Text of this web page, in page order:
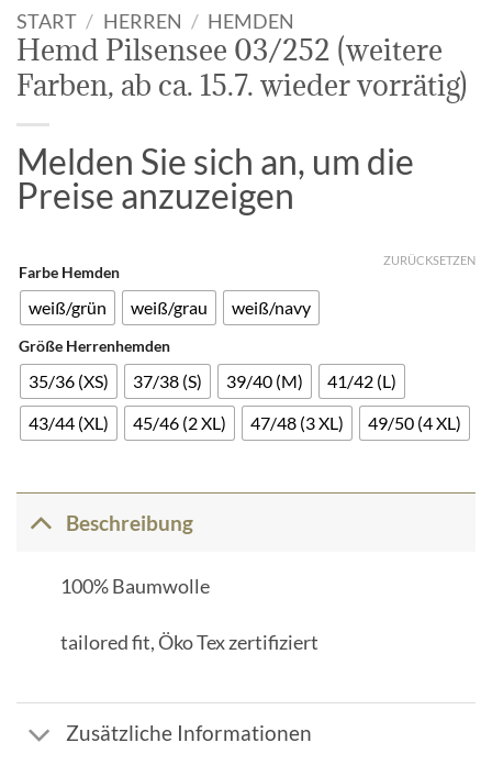
START / HERREN / HEMDEN
Hemd Pilsensee 03/252 (weitere
Farben, ab ca. 15.7. wieder vorrätig)
Melden Sie sich an, um die
Preise anzuzeigen
Farbe Hemden
weiß/grün weiß/grau weiß/navy
Größe Herrenhemden
35/36 (XS) 37/38 (S) 39/40 (M)
41/42 (L)
43/44 (XL)
45/46 (2 XL) 47/48 (3 XL) 49/50 (4 XL)
ZURÜCKSETZEN
Beschreibung
100% Baumwolle
tailored fit, Öko Tex zertifiziert
Zusätzliche Informationen